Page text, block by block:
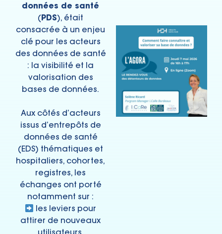
données de santé
(PDS), était
consacrée à un enjeu
clé pour les acteurs
des données de santé
: la visibilité et la
valorisation des
bases de données.
Aux côtés d’acteurs
issus d’entrepôts de
données de santé
(EDS) thématiques et
hospitaliers, cohortes,
registres, les
échanges ont porté
notamment sur :
les leviers pour
attirer de nouveaux